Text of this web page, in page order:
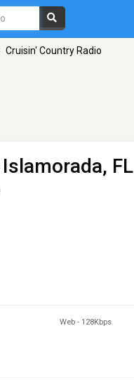
Cruisin' Country Radio
FL
Web - 128Kbps